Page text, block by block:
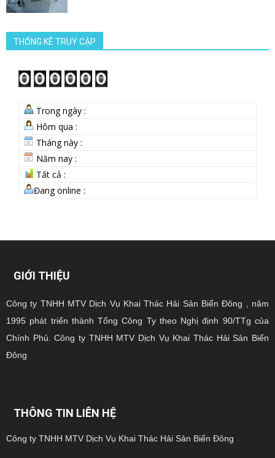
THỐNG KÊ TRUY CẬP
Trong ngày :
Hôm qua :
Tháng này :
Năm nay :
Tất cả :
Đang online :
GIỚI THIỆU
Công ty TNHH MTV Dịch Vụ Khai Thác Hải Sản Biển Đông , năm
1995 phát triển thành Tổng Công Ty theo Nghị định 90/TTg của
Chính Phủ. Công ty TNHH MTV Dịch Vụ Khai Thác Hải Sản Biển
Đông
THÔNG TIN LIÊN HỆ
Công ty TNHH MTV Dịch Vụ Khai Thác Hải Sản Biển Đông